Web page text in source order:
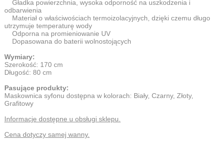
Gładka powierzchnia, wysoka odporność na uszkodzenia i
odbarwienia
Materiał o właściwościach termoizolacyjnych, dzięki czemu długo
utrzymuje temperaturę wody
Odporna na promieniowanie UV
Dopasowana do baterii wolnostojących
Wymiary:
Szerokość: 170 cm
Długość: 80 cm
Pasujące produkty:
Maskownica syfonu dostępna w kolorach: Biały, Czarny, Złoty,
Grafitowy
Informacje dostępne u obsługi sklepu.
Cena dotyczy samej wanny.